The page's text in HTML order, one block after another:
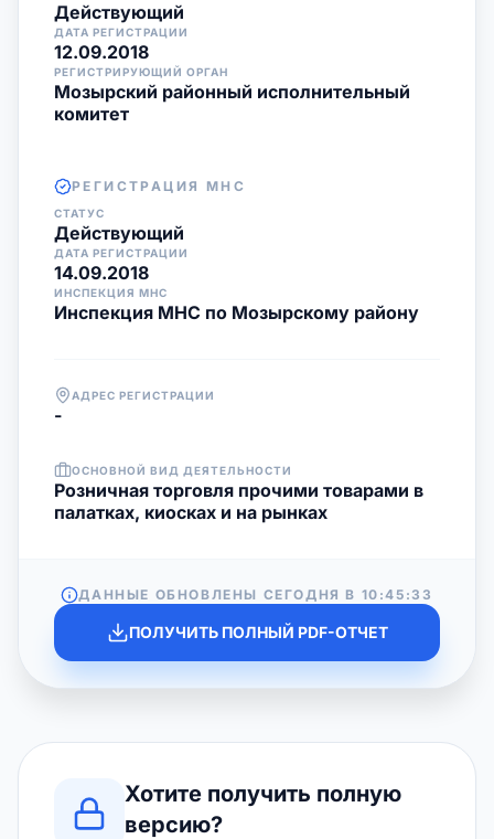
Действующий
ДАТА РЕГИСТРАЦИИ
12.09.2018
РЕГИСТРИРУЮЩИЙ ОРГАН
Мозырский районный исполнительный
комитет
РЕГИСТРАЦИЯ МНС
СТАТУС
Действующий
ДАТА РЕГИСТРАЦИИ
14.09.2018
ИНСПЕКЦИЯ МНС
Инспекция МНС по Мозырскому району
АДРЕС РЕГИСТРАЦИИ
-
ОСНОВНОЙ ВИД ДЕЯТЕЛЬНОСТИ
Розничная торговля прочими товарами в
палатках, киосках и на рынках
ДАННЫЕ ОБНОВЛЕНЫ СЕГОДНЯ В 10:45:33
ПОЛУЧИТЬ ПОЛНЫЙ PDF-ОТЧЕТ
Хотите получить полную
версию?